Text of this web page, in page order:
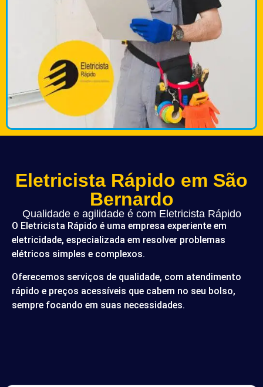
Eletricista Rápido em São
Bernardo
Qualidade e agilidade é com Eletricista Rápido
O Eletricista Rápido é uma empresa experiente em
eletricidade, especializada em resolver problemas
elétricos simples e complexos.
Oferecemos serviços de qualidade, com atendimento
rápido e preços acessíveis que cabem no seu bolso,
sempre focando em suas necessidades.